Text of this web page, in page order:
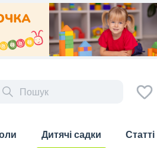
Дитячі садки
Статті